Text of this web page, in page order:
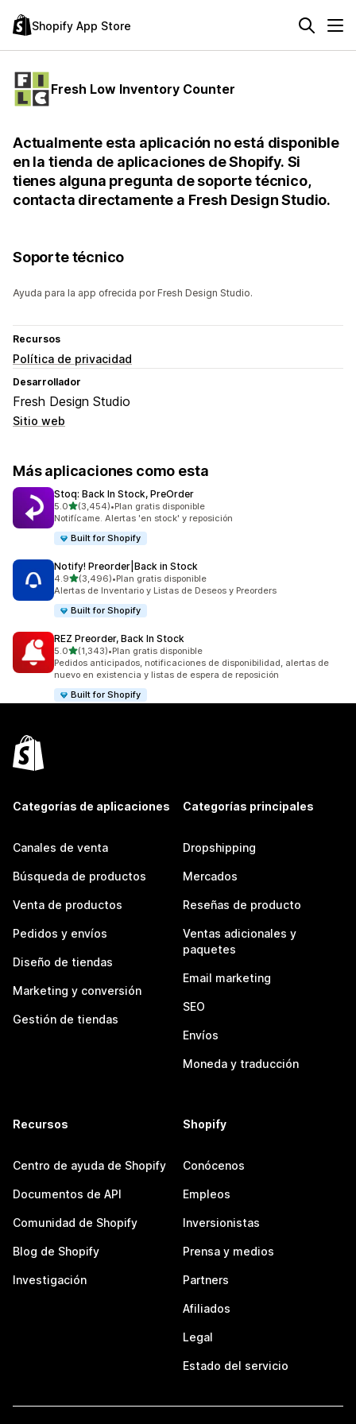
Shopify App Store
Fresh Low Inventory Counter
Actualmente esta aplicación no está disponible
en la tienda de aplicaciones de Shopify. Si
tienes alguna pregunta de soporte técnico,
contacta directamente a Fresh Design Studio.
Soporte técnico
Ayuda para la app ofrecida por Fresh Design Studio.
Recursos
Política de privacidad
Desarrollador
Fresh Design Studio
Sitio web
Más aplicaciones como esta
Stoq: Back In Stock, PreOrder
5.0de 5 estrellas
(3,454)
3454 reseñas en total
•Plan gratis disponible
Notifícame. Alertas 'en stock' y reposición
Built for Shopify
Notify! Preorder|Back in Stock
4.9de 5 estrellas
(3,496)
3496 reseñas en total
•Plan gratis disponible
Alertas de Inventario y Listas de Deseos y Preorders
Built for Shopify
REZ Preorder, Back In Stock
5.0de 5 estrellas
(1,343)
1343 reseñas en total
•Plan gratis disponible
Pedidos anticipados, notificaciones de disponibilidad, alertas de
nuevo en existencia y listas de espera de reposición
Built for Shopify
Categorías de aplicaciones
Canales de venta
Búsqueda de productos
Venta de productos
Pedidos y envíos
Diseño de tiendas
Marketing y conversión
Gestión de tiendas
Categorías principales
Dropshipping
Mercados
Reseñas de producto
Ventas adicionales y
paquetes
Email marketing
SEO
Envíos
Moneda y traducción
Recursos
Centro de ayuda de Shopify
Documentos de API
Comunidad de Shopify
Blog de Shopify
Investigación
Shopify
Conócenos
Empleos
Inversionistas
Prensa y medios
Partners
Afiliados
Legal
Estado del servicio